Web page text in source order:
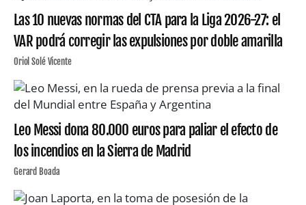
Las 10 nuevas normas del CTA para la Liga 2026-27: el
VAR podrá corregir las expulsiones por doble amarilla
Oriol Solé Vicente
Leo Messi dona 80.000 euros para paliar el efecto de
los incendios en la Sierra de Madrid
Gerard Boada